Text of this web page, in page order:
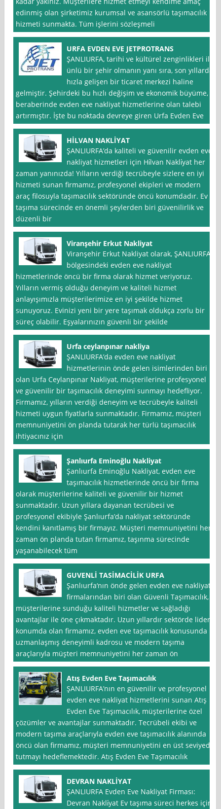
edinmiş olan şirketimiz kurumsal ve asansörlü taşımacılık
hizmeti sunmakta. Tüm işlerini sözleşmeli
URFA EVDEN EVE JETPROTRANS
ŞANLIURFA, tarihi ve kültürel zenginlikleri ile
ünlü bir şehir olmanın yanı sıra, son yıllarda
hızla gelişen bir ticaret merkezi haline
gelmiştir. Şehirdeki bu hızlı değişim ve ekonomik büyüme,
beraberinde evden eve nakliyat hizmetlerine olan talebi
artırmıştır. İşte bu noktada devreye giren Urfa Evden Eve
HİLVAN NAKLİYAT
ŞANLIURFA’da kaliteli ve güvenilir evden eve
nakliyat hizmetleri için Hi̇lvan Nakli̇yat her
zaman yanınızda! Yılların verdiği tecrübeyle sizlere en iyi
hizmeti sunan firmamız, profesyonel ekipleri ve modern
araç filosuyla taşımacılık sektöründe öncü konumdadır. Ev
taşıma sürecinde en önemli şeylerden biri güvenilirlik ve
düzenli bir
Viranşehir Erkut Nakliyat
Viranşehir Erkut Nakliyat olarak, ŞANLIURFA
bölgesindeki evden eve nakliyat
hizmetlerinde öncü bir firma olarak hizmet veriyoruz.
Yılların vermiş olduğu deneyim ve kaliteli hizmet
anlayışımızla müşterilerimize en iyi şekilde hizmet
sunuyoruz. Evinizi yeni bir yere taşımak oldukça zorlu bir
süreç olabilir. Eşyalarınızın güvenli bir şekilde
Urfa ceylanpınar nakliya
ŞANLIURFA’da evden eve nakliyat
hizmetlerinin önde gelen isimlerinden biri
olan Urfa Ceylanpınar Nakliyat, müşterilerine profesyonel
ve güvenilir bir taşımacılık deneyimi sunmayı hedefliyor.
Firmamız, yılların verdiği deneyim ve tecrübeyle kaliteli
hizmeti uygun fiyatlarla sunmaktadır. Firmamız, müşteri
memnuniyetini ön planda tutarak her türlü taşımacılık
ihtiyacınız için
Şanlıurfa Eminoğlu Nakliyat
Şanlıurfa Eminoğlu Nakliyat, evden eve
taşımacılık hizmetlerinde öncü bir firma
olarak müşterilerine kaliteli ve güvenilir bir hizmet
sunmaktadır. Uzun yıllara dayanan tecrübesi ve
profesyonel ekibiyle Şanlıurfa’da nakliyat sektöründe
kendini kanıtlamış bir firmayız. Müşteri memnuniyetini her
zaman ön planda tutan firmamız, taşınma sürecinde
yaşanabilecek tüm
GUVENLİ TASİMACİLİK URFA
Şanlıurfa‘nın önde gelen evden eve nakliyat
firmalarından biri olan Güvenli Taşımacılık,
müşterilerine sunduğu kaliteli hizmetler ve sağladığı
avantajlar ile öne çıkmaktadır. Uzun yıllardır sektörde lider
konumda olan firmamız, evden eve taşımacılık konusunda
uzmanlaşmış deneyimli kadrosu ve modern taşıma
araçlarıyla müşteri memnuniyetini her zaman ön
Atış Evden Eve Taşımacılık
ŞANLIURFA’nın en güvenilir ve profesyonel
evden eve nakliyat hizmetlerini sunan Atış
Evden Eve Taşımacılık, müşterilerine özel
çözümler ve avantajlar sunmaktadır. Tecrübeli ekibi ve
modern taşıma araçlarıyla evden eve taşımacılık alanında
öncü olan firmamız, müşteri memnuniyetini en üst seviyede
tutmayı hedeflemektedir. Atış Evden Eve Taşımacılık
DEVRAN NAKLİYAT
ŞANLIURFA Evden Eve Nakliyat Firması:
Devran Nakli̇yat Ev taşıma süreci herkes için